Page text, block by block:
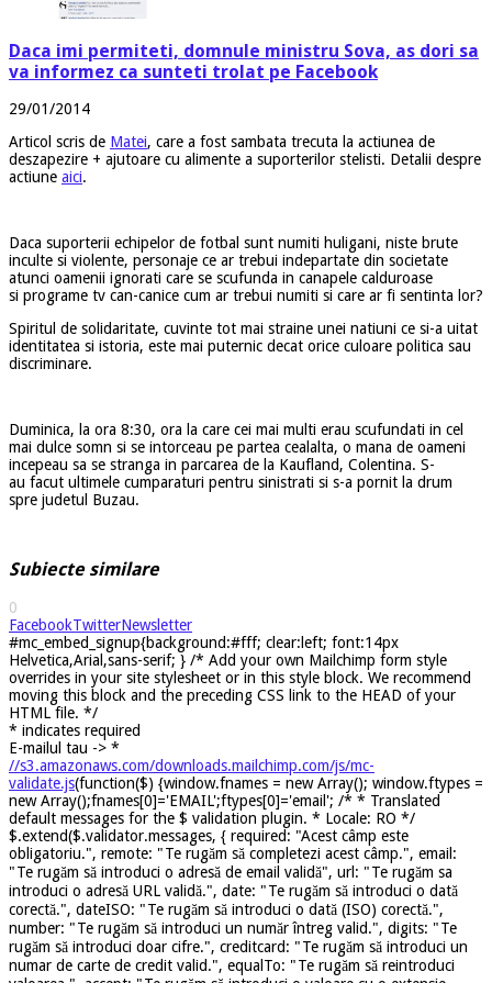
Daca imi permiteti, domnule ministru Sova, as dori sa
va informez ca sunteti trolat pe Facebook
29/01/2014
Articol scris de Matei, care a fost sambata trecuta la actiunea de
deszapezire + ajutoare cu alimente a suporterilor stelisti. Detalii despre
actiune aici.
Daca suporterii echipelor de fotbal sunt numiti huligani, niste brute
inculte si violente, personaje ce ar trebui indepartate din societate
atunci oamenii ignorati care se scufunda in canapele calduroase
si programe tv can-canice cum ar trebui numiti si care ar fi sentinta lor?
Spiritul de solidaritate, cuvinte tot mai straine unei natiuni ce si-a uitat
identitatea si istoria, este mai puternic decat orice culoare politica sau
discriminare.
Duminica, la ora 8:30, ora la care cei mai multi erau scufundati in cel
mai dulce somn si se intorceau pe partea cealalta, o mana de oameni
incepeau sa se stranga in parcarea de la Kaufland, Colentina. S-
au facut ultimele cumparaturi pentru sinistrati si s-a pornit la drum
spre judetul Buzau.
Subiecte similare
0
FacebookTwitterNewsletter
#mc_embed_signup{background:#fff; clear:left; font:14px
Helvetica,Arial,sans-serif; } /* Add your own Mailchimp form style
overrides in your site stylesheet or in this style block. We recommend
moving this block and the preceding CSS link to the HEAD of your
HTML file. */
* indicates required
E-mailul tau -> *
//s3.amazonaws.com/downloads.mailchimp.com/js/mc-
validate.js(function($) {window.fnames = new Array(); window.ftypes =
new Array();fnames[0]='EMAIL';ftypes[0]='email'; /* * Translated
default messages for the $ validation plugin. * Locale: RO */
$.extend($.validator.messages, { required: "Acest câmp este
obligatoriu.", remote: "Te rugăm să completezi acest câmp.", email:
"Te rugăm să introduci o adresă de email validă", url: "Te rugăm sa
introduci o adresă URL validă.", date: "Te rugăm să introduci o dată
corectă.", dateISO: "Te rugăm să introduci o dată (ISO) corectă.",
number: "Te rugăm să introduci un număr întreg valid.", digits: "Te
rugăm să introduci doar cifre.", creditcard: "Te rugăm să introduci un
numar de carte de credit valid.", equalTo: "Te rugăm să reintroduci